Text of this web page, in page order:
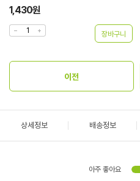
1,430원
상세정보 배송정보
아주 좋아요